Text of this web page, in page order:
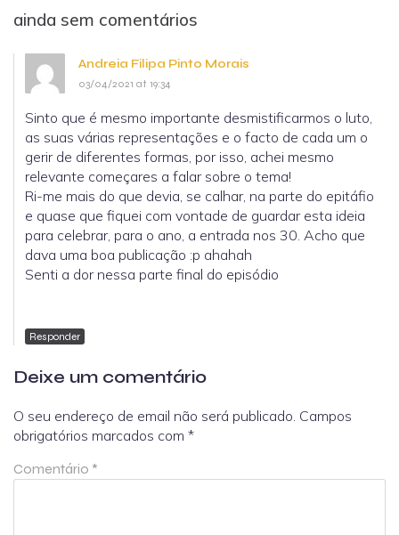
ainda sem comentários
Andreia Filipa Pinto Morais
03/04/2021 at 19:34
Sinto que é mesmo importante desmistificarmos o luto,
as suas várias representações e o facto de cada um o
gerir de diferentes formas, por isso, achei mesmo
relevante começares a falar sobre o tema!
Ri-me mais do que devia, se calhar, na parte do epitáfio
e quase que fiquei com vontade de guardar esta ideia
para celebrar, para o ano, a entrada nos 30. Acho que
dava uma boa publicação :p ahahah
Senti a dor nessa parte final do episódio
Responder
Deixe um comentário
O seu endereço de email não será publicado. Campos
obrigatórios marcados com *
Comentário *